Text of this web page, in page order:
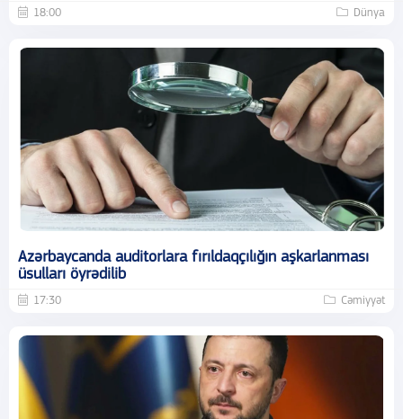
18:00 Dünya
Azərbaycanda auditorlara fırıldaqçılığın aşkarlanması
üsulları öyrədilib
17:30 Cəmiyyət